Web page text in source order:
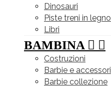
Dinosauri
Piste treni in legno
Libri
BAMBINA  
Costruzioni
Barbie e accessori
Barbie collezione